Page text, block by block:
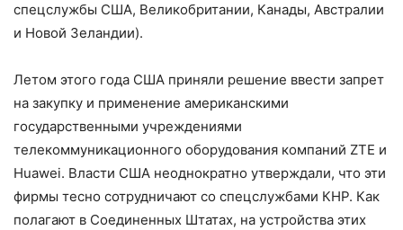
спецслужбы США, Великобритании, Канады, Австралии
и Новой Зеландии).
Летом этого года США приняли решение ввести запрет
на закупку и применение американскими
государственными учреждениями
телекоммуникационного оборудования компаний ZTE и
Huawei. Власти США неоднократно утверждали, что эти
фирмы тесно сотрудничают со спецслужбами КНР. Как
полагают в Соединенных Штатах, на устройства этих